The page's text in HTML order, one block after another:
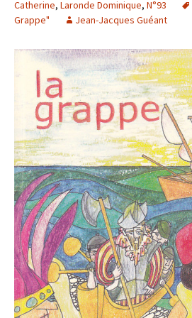
Catherine, Laronde Dominique, N°93
Grappe"
Jean-Jacques Guéant